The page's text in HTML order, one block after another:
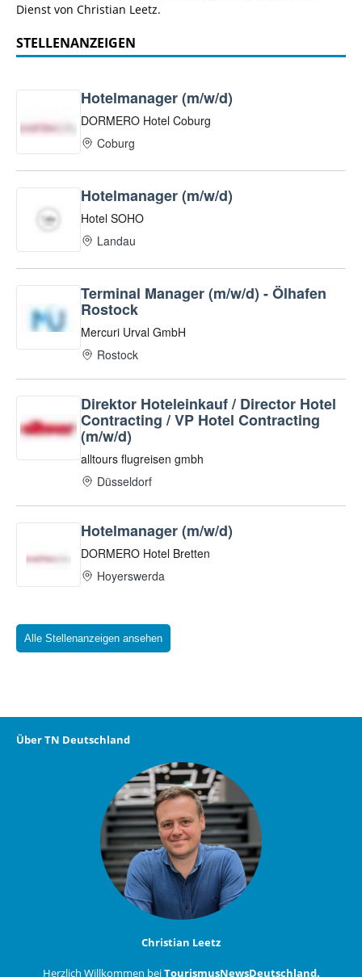
Dienst von Christian Leetz.
STELLENANZEIGEN
Alle Stellenanzeigen ansehen
Über TN Deutschland
Christian Leetz
Herzlich Willkommen beiTourismusNewsDeutschland.